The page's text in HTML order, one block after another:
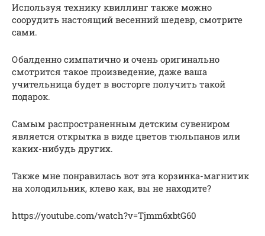
Используя технику квиллинг также можно
соорудить настоящий весенний шедевр, смотрите
сами.
Обалденно симпатично и очень оригинально
смотрится такое произведение, даже ваша
учительница будет в восторге получить такой
подарок.
Самым распространенным детским сувениром
является открытка в виде цветов тюльпанов или
каких-нибудь других.
Также мне понравилась вот эта корзинка-магнитик
на холодильник, клево как, вы не находите?
https://youtube.com/watch?v=Tjmm6xbtG60